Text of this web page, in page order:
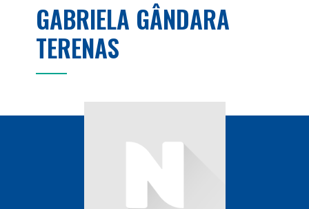
GABRIELA GÂNDARA
TERENAS